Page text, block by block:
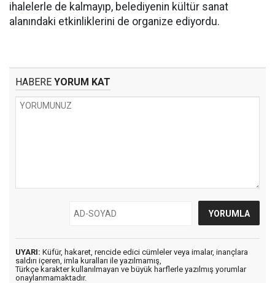
ihalelerle de kalmayıp, belediyenin kültür sanat
alanındaki etkinliklerini de organize ediyordu.
HABERE YORUM KAT
UYARI: Küfür, hakaret, rencide edici cümleler veya imalar, inançlara
saldırı içeren, imla kuralları ile yazılmamış,
Türkçe karakter kullanılmayan ve büyük harflerle yazılmış yorumlar
onaylanmamaktadır.